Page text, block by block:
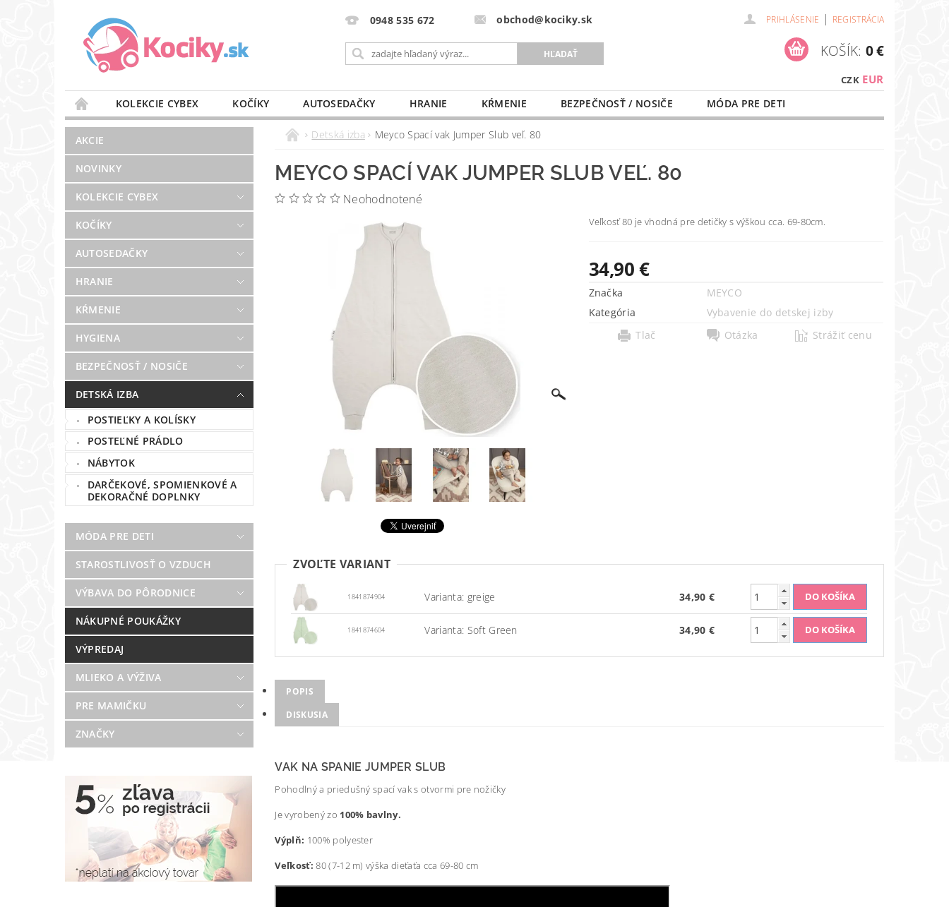
0948 535 672 obchod@kociky.sk PRIHLÁSENIE | REGISTRÁCIA
CZK EUR
KOŠÍK: 0 €
KOLEKCIE CYBEX KOČÍKY AUTOSEDAČKY HRANIE KŔMENIE BEZPEČNOSŤ / NOSIČE
MÓDA PRE DETI
STAROSTLIVOSŤ O VZDUCH
VÝBAVA DO PÔRODNICE MLIEKO A VÝŽIVA PRE MAMIČKU
BLOG
PREDAJŇA KONTAKT
AKCIE
NOVINKY
KOLEKCIE CYBEX
KOČÍKY
AUTOSEDAČKY
HRANIE
KŔMENIE
HYGIENA
BEZPEČNOSŤ / NOSIČE
DETSKÁ IZBA
POSTIEĽKY A KOLÍSKY
POSTEĽNÉ PRÁDLO
NÁBYTOK
DARČEKOVÉ, SPOMIENKOVÉ A
DEKORAČNÉ DOPLNKY
MÓDA PRE DETI
STAROSTLIVOSŤ O VZDUCH
VÝBAVA DO PÔRODNICE
NÁKUPNÉ POUKÁŽKY
VÝPREDAJ
MLIEKO A VÝŽIVA
PRE MAMIČKU
ZNAČKY
Detská izba Meyco Spací vak Jumper Slub veľ. 80
MEYCO SPACÍ VAK JUMPER SLUB VEĽ. 80
Neohodnotené
Veľkosť 80 je vhodná pre detičky s výškou cca. 69-80cm.
34,90 €
Značka
MEYCO
Kategória
Vybavenie do detskej izby
Tlač
Otázka Strážiť cenu
ZVOĽTE VARIANT
1841874904 Varianta: greige 34,90 €
1841874604 Varianta: Soft Green 34,90 €
POPIS
DISKUSIA
VAK NA SPANIE JUMPER SLUB
Pohodlný a priedušný spací vak s otvormi pre nožičky
Je vyrobený zo 100% bavlny.
Výplň: 100% polyester
Veľkosť: 80 (7-12 m) výška dieťaťa cca 69-80 cm